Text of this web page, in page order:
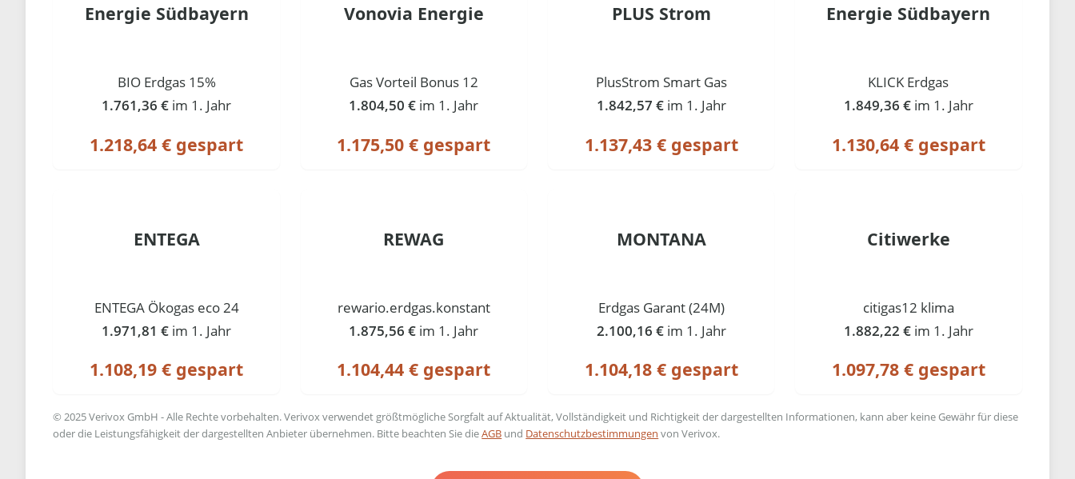
Energie Südbayern
BIO Erdgas 15%
1.761,36 € im 1. Jahr
1.218,64 € gespart
Vonovia Energie
Gas Vorteil Bonus 12
1.804,50 € im 1. Jahr
1.175,50 € gespart
PLUS Strom
PlusStrom Smart Gas
1.842,57 € im 1. Jahr
1.137,43 € gespart
Energie Südbayern
KLICK Erdgas
1.849,36 € im 1. Jahr
1.130,64 € gespart
ENTEGA
ENTEGA Ökogas eco 24
1.971,81 € im 1. Jahr
1.108,19 € gespart
REWAG
rewario.erdgas.konstant
1.875,56 € im 1. Jahr
1.104,44 € gespart
MONTANA
Erdgas Garant (24M)
2.100,16 € im 1. Jahr
1.104,18 € gespart
Citiwerke
citigas12 klima
1.882,22 € im 1. Jahr
1.097,78 € gespart
© 2025 Verivox GmbH - Alle Rechte vorbehalten. Verivox verwendet größtmögliche Sorgfalt auf Aktualität, Vollständigkeit und Richtigkeit der dargestellten Informationen, kann aber keine Gewähr für diese
oder die Leistungsfähigkeit der dargestellten Anbieter übernehmen. Bitte beachten Sie dieAGB und Datenschutzbestimmungen von Verivox.